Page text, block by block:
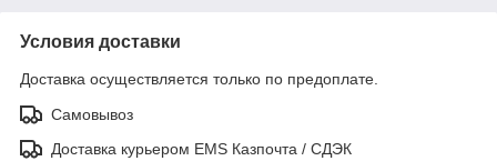
Условия доставки
Доставка осуществляется только по предоплате.
Самовывоз
Доставка курьером EMS Казпочта / СДЭК